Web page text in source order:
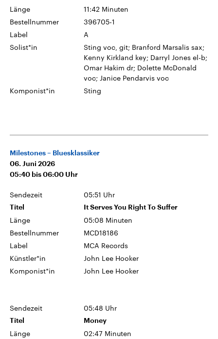
Länge
11:42 Minuten
Bestellnummer
396705-1
Label
A
Solist*in
Sting voc, git; Branford Marsalis sax;
Kenny Kirkland key; Darryl Jones el-b;
Omar Hakim dr; Dolette McDonald
voc; Janice Pendarvis voc
Komponist*in
Sting
Milestones – Bluesklassiker
06. Juni 2026
05:40 bis 06:00 Uhr
Sendezeit 05:51 Uhr
Titel It Serves You Right To Suffer
Länge
05:08 Minuten
Bestellnummer
MCD18186
Label
MCA Records
Künstler*in
John Lee Hooker
Komponist*in
John Lee Hooker
Sendezeit 05:48 Uhr
Titel Money
Länge
02:47 Minuten